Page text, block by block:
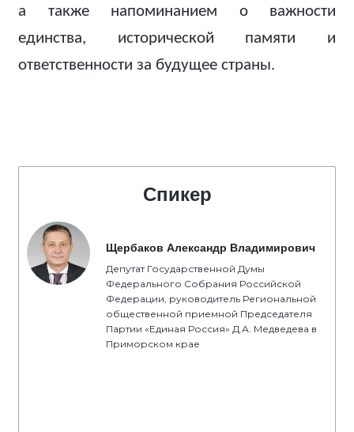
а также напоминанием о важности
единства, исторической памяти и
ответственности за будущее страны.
Спикер
Щербаков Александр Владимирович
Депутат Государственной Думы
Федерального Собрания Российской
Федерации, руководитель Региональной
общественной приемной Председателя
Партии «Единая Россия» Д.А. Медведева в
Приморском крае